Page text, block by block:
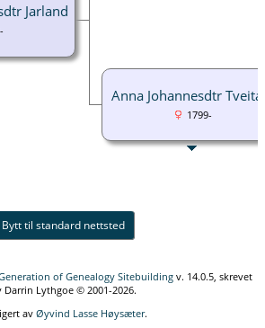
Jarland
Anna Johannesdtr
1799-
Bytt til standard nettsted
of Genealogy Sitebuildingv. 14.0.5, skrevet
Darrin Lythgoe © 2001-2026.
avØyvind Lasse Høysæter.